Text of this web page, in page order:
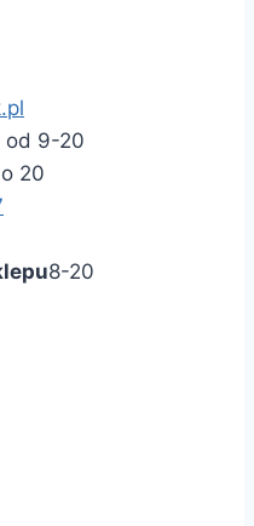
od 9-20
20
8-20